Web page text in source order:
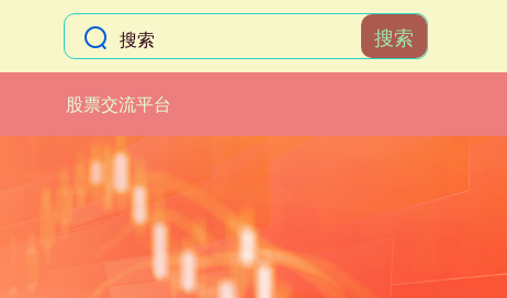
搜索
股票交流平台